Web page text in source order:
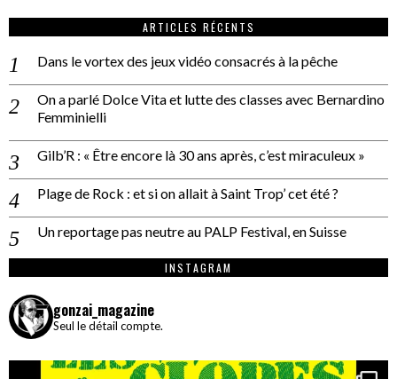
ARTICLES RÉCENTS
Dans le vortex des jeux vidéo consacrés à la pêche
On a parlé Dolce Vita et lutte des classes avec Bernardino
Femminielli
Gilb’R : « Être encore là 30 ans après, c’est miraculeux »
Plage de Rock : et si on allait à Saint Trop’ cet été ?
Un reportage pas neutre au PALP Festival, en Suisse
INSTAGRAM
gonzai_magazine
Seul le détail compte.